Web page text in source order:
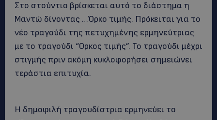
Στο στούντιο βρίσκεται αυτό το διάστημα η
Μαντώ δίνοντας …Όρκο τιμής. Πρόκειται για το
νέο τραγούδι της πετυχημένης ερμηνεύτριας
με το τραγούδι “Ορκος τιμής”. Το τραγούδι μέχρι
στιγμής πριν ακόμη κυκλοφορήσει σημειώνει
τεράστια επιτυχία.
Η δημοφιλή τραγουδίστρια ερμηνεύει το